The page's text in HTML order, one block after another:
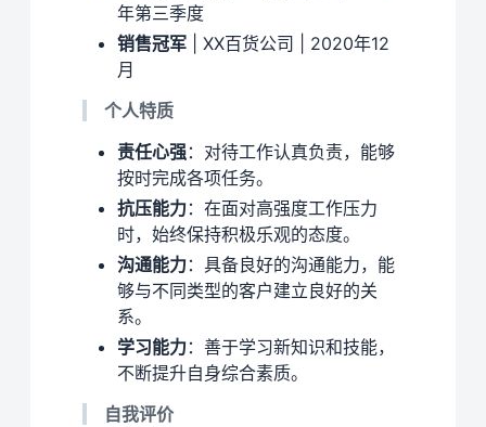
年第三季度
销售冠军 | XX百货公司 | 2020年12
月
个人特质
责任心强：对待工作认真负责，能够
按时完成各项任务。
抗压能力：在面对高强度工作压力
时，始终保持积极乐观的态度。
沟通能力：具备良好的沟通能力，能
够与不同类型的客户建立良好的关
系。
学习能力：善于学习新知识和技能，
不断提升自身综合素质。
自我评价